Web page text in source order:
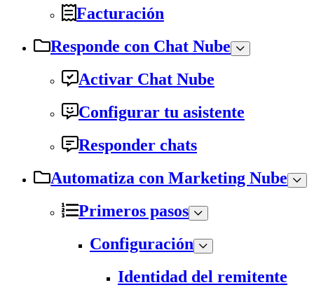
Facturación
Responde con Chat Nube
Activar Chat Nube
Configurar tu asistente
Responder chats
Automatiza con Marketing Nube
Primeros pasos
Configuración
Identidad del remitente